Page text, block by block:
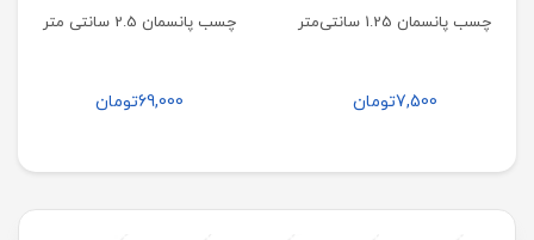
چسب پانسمان 1.25 سانتی‌متر
7,500تومان
چسب پانسمان 2.5 سانتی متر
69,000تومان